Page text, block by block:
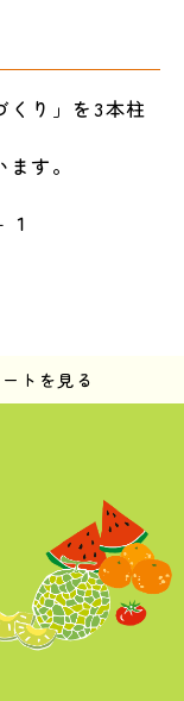
くり」を3本柱
す。
トを見る